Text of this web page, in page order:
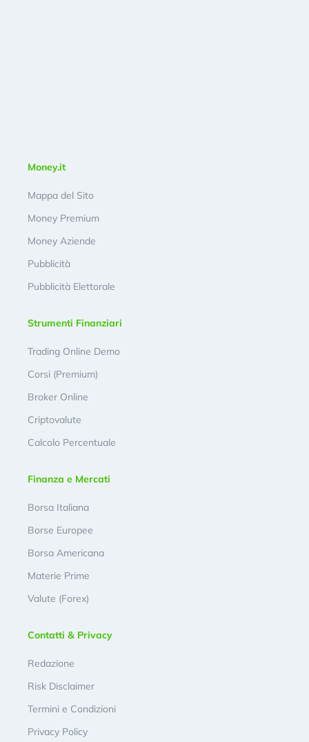
Money.it
Mappa del Sito
Money Premium
Money Aziende
Pubblicità
Pubblicità Elettorale
Strumenti Finanziari
Trading Online Demo
Corsi (Premium)
Broker Online
Criptovalute
Calcolo Percentuale
Finanza e Mercati
Borsa Italiana
Borse Europee
Borsa Americana
Materie Prime
Valute (Forex)
Contatti & Privacy
Redazione
Risk Disclaimer
Termini e Condizioni
Privacy Policy